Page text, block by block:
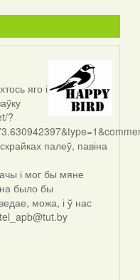
яго і
?
палеў, павіна
і мог бы мяне
было бы
можа, і ў нас